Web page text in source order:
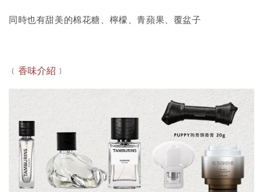
同時也有甜美的棉花糖、檸檬、青蘋果、覆盆子
﹝香味介紹 ﹞